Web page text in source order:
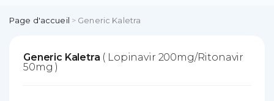
Page d'accueil > Generic Kaletra
Generic Kaletra ( Lopinavir 200mg/Ritonavir
50mg )